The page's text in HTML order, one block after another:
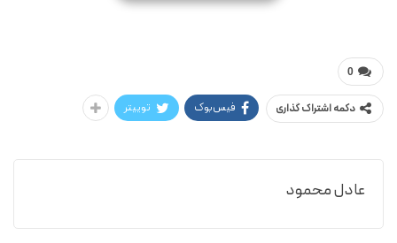
0
دکمه اشتراک گذاری فیس‌بوک توییتر
عادل محمود